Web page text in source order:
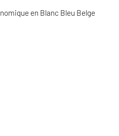
en Blanc Bleu Belge